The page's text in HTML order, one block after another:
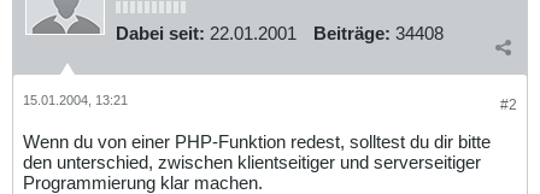
Dabei seit: 22.01.2001 Beiträge: 34408
#2
15.01.2004, 13:21
Wenn du von einer PHP-Funktion redest, solltest du dir bitte
den unterschied, zwischen klientseitiger und serverseitiger
Programmierung klar machen.